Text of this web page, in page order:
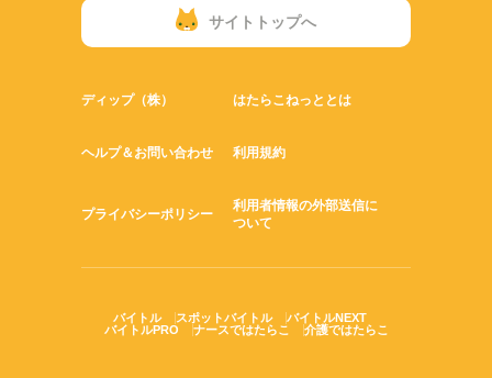
サイトトップへ
ディップ（株） はたらこねっととは
ヘルプ＆お問い合わせ 利用規約
プライバシーポリシー
利用者情報の外部送信に
ついて
バイトル スポットバイトル
バイトルNEXT
バイトルPRO
ナースではたらこ 介護ではたらこ